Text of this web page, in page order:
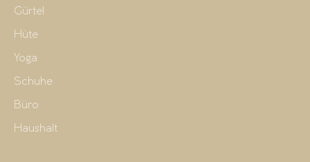
Gürtel
Hüte
Yoga
Schuhe
Büro
Haushalt